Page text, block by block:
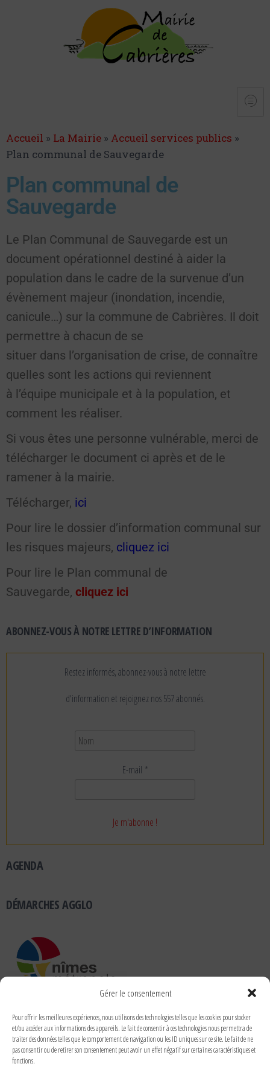
Gérer le consentement
Pour offrir les meilleures expériences, nous utilisons des technologies telles que les cookies pour stocker
et/ou accéder aux informations des appareils. Le fait de consentir à ces technologies nous permettra de
traiter des données telles que le comportement de navigation ou les ID uniques sur ce site. Le fait de ne
pas consentir ou de retirer son consentement peut avoir un effet négatif sur certaines caractéristiques et
fonctions.
Accueil » La Mairie » Accueil services publics »
Plan communal de Sauvegarde
Plan communal de
Sauvegarde
Le Plan Communal de Sauvegarde est un
document opérationnel destiné à aider la
population dans le cadre de la survenue d’un
évènement majeur (inondation, incendie,
canicule…) sur la commune de Cabrières. Il doit
permettre à chacun de se
situer dans l’organisation de crise, de connaître
quelles sont les actions qui reviennent
à l’équipe municipale et à la population, et
comment les réaliser.
Si vous êtes une personne vulnérable, merci de
télécharger le document ci après et de le
ramener à la mairie.
Télécharger, ici
Pour lire le dossier d’information communal sur
les risques majeurs, cliquez ici
Pour lire le Plan communal de
Sauvegarde, cliquez ici
ABONNEZ-VOUS À NOTRE LETTRE D’INFORMATION
Restez informés, abonnez-vous à notre lettre
d'information et rejoignez nos 557 abonnés.
E-mail *
AGENDA
DÉMARCHES AGGLO
RUBRIQUES